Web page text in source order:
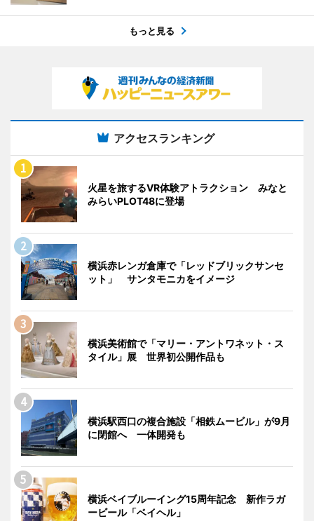
もっと見る
アクセスランキング
火星を旅するVR体験アトラクション みなと
みらいPLOT48に登場
横浜赤レンガ倉庫で「レッドブリックサンセ
ット」 サンタモニカをイメージ
横浜美術館で「マリー・アントワネット・ス
タイル」展 世界初公開作品も
横浜駅西口の複合施設「相鉄ムービル」が9月
に閉館へ 一体開発も
横浜ベイブルーイング15周年記念 新作ラガ
ービール「ベイヘル」